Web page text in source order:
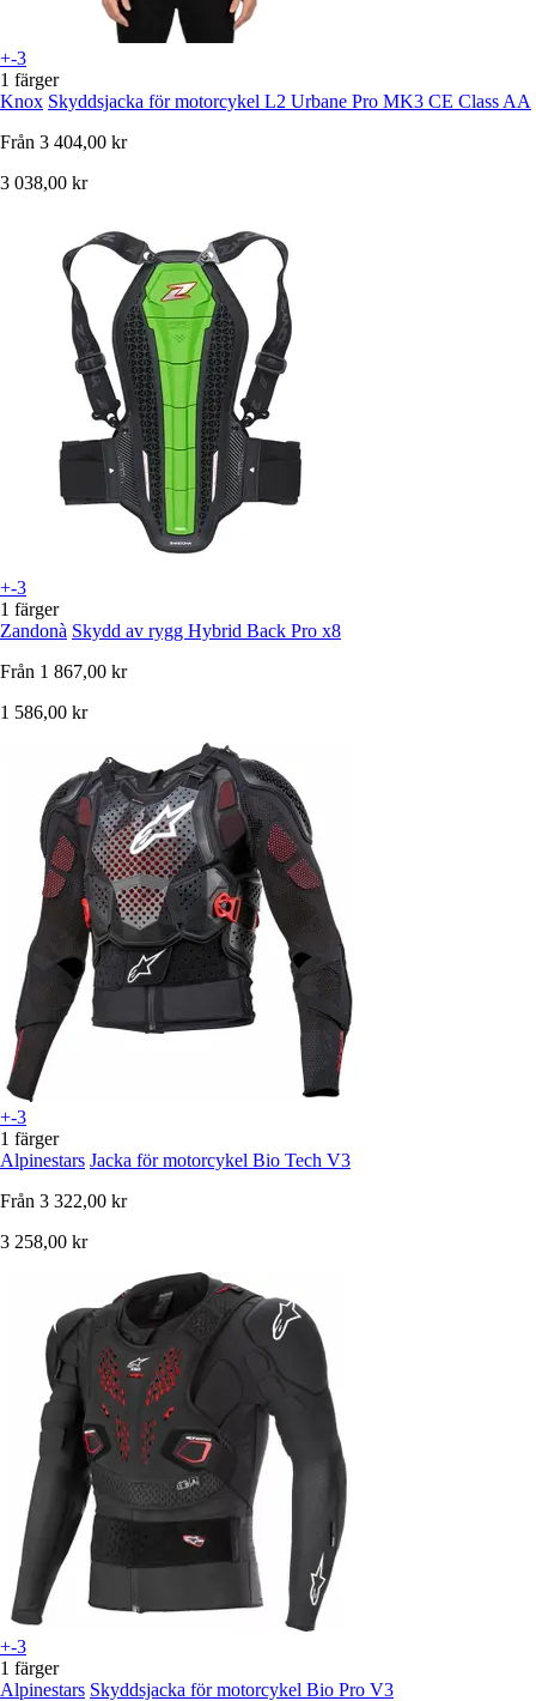
+-3
1 färger
Knox Skyddsjacka för motorcykel L2 Urbane Pro MK3 CE Class AA
Från 3 404,00 kr
3 038,00 kr
+-3
1 färger
Zandonà Skydd av rygg Hybrid Back Pro x8
Från 1 867,00 kr
1 586,00 kr
+-3
1 färger
Alpinestars Jacka för motorcykel Bio Tech V3
Från 3 322,00 kr
3 258,00 kr
+-3
1 färger
Alpinestars Skyddsjacka för motorcykel Bio Pro V3